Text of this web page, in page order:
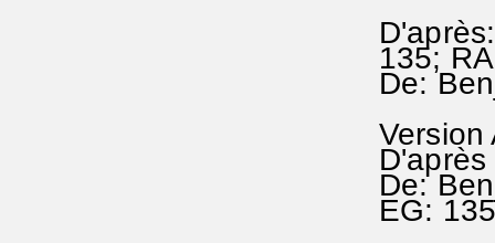
135;
De:
Version
De:
EG: